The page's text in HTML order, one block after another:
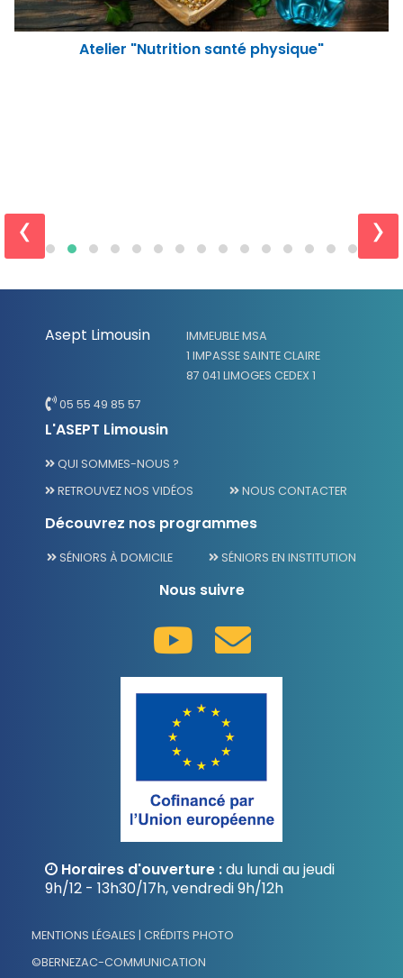
Atelier "Nutrition santé physique"
‹ ›
Asept Limousin
IMMEUBLE MSA
1 IMPASSE SAINTE CLAIRE
87 041 LIMOGES CEDEX 1
05 55 49 85 57
L'ASEPT Limousin
QUI SOMMES-NOUS ?
RETROUVEZ NOS VIDÉOS
NOUS CONTACTER
Découvrez nos programmes
SÉNIORS À DOMICILE SÉNIORS EN INSTITUTION
Nous suivre
Horaires d'ouverture :du lundi au jeudi
9h/12 - 13h30/17h, vendredi 9h/12h
MENTIONS LÉGALES | CRÉDITS PHOTO
©BERNEZAC-COMMUNICATION